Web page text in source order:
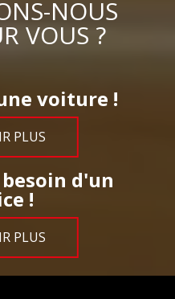
NOUS
VOUS ?
voiture !
PLUS
d'un
!
PLUS